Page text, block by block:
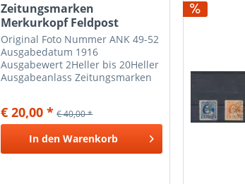
Zeitungsmarken
Merkurkopf Feldpost
ANK.Nr....
Original Foto Nummer ANK 49-52
Ausgabedatum 1916
Ausgabewert 2Heller bis 20Heller
Ausgabeanlass Zeitungsmarken
€ 20,00 * € 40,00 *
In den Warenkorb